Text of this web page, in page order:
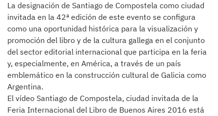
La designación de Santiago de Compostela como ciudad
invitada en la 42ª edición de este evento se configura
como una oportunidad histórica para la visualización y
promoción del libro y de la cultura gallega en el conjunto
del sector editorial internacional que participa en la feria
y, especialmente, en América, a través de un país
emblemático en la construcción cultural de Galicia como
Argentina.
El vídeo Santiago de Compostela, ciudad invitada de la
Feria Internacional del Libro de Buenos Aires 2016 está